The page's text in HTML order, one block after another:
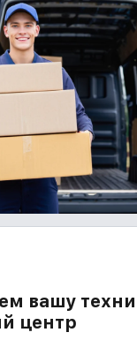
вашу
центр